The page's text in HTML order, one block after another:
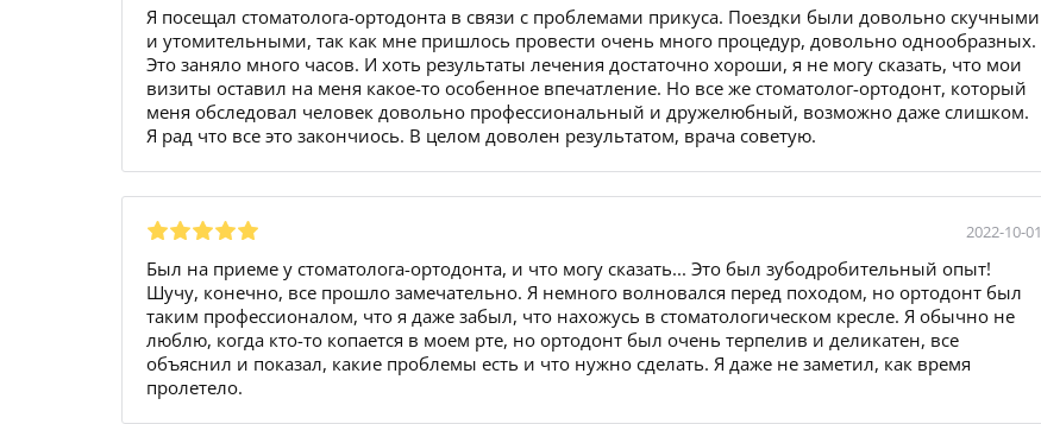
Я посещал стоматолога-ортодонта в связи с проблемами прикуса. Поездки были довольно скучными
и утомительными, так как мне пришлось провести очень много процедур, довольно однообразных.
Это заняло много часов. И хоть результаты лечения достаточно хороши, я не могу сказать, что мои
визиты оставил на меня какое-то особенное впечатление. Но все же стоматолог-ортодонт, который
меня обследовал человек довольно профессиональный и дружелюбный, возможно даже слишком.
Я рад что все это закончиось. В целом доволен результатом, врача советую.
2022-10-01
Был на приеме у стоматолога-ортодонта, и что могу сказать... Это был зубодробительный опыт!
Шучу, конечно, все прошло замечательно. Я немного волновался перед походом, но ортодонт был
таким профессионалом, что я даже забыл, что нахожусь в стоматологическом кресле. Я обычно не
люблю, когда кто-то копается в моем рте, но ортодонт был очень терпелив и деликатен, все
объяснил и показал, какие проблемы есть и что нужно сделать. Я даже не заметил, как время
пролетело.